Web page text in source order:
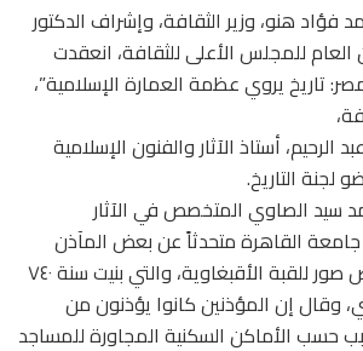
فؤاد هنو، وزير الثقافة، وإشراف الدكتور
العام للمجلس الأعلى للثقافة، انعقدت
تاريخ يروي عظمة العمارة الإسلامية”،
الرحيم، أستاذ الآثار والفنون الإسلامية
لجنة التاريخ.
سيد الصاوي المتخصص في الآثار
جامعة القاهرة متحدثاً عن بعض المآذن
الإسلامية، وقام بعرض صور للقبة الأقبغاوية، والتي بنيت سنة ٧٤٠
وقال إن المؤذنين كانوا يؤذنون من
حسب الأماكن السكنية المجاورة للمساجد